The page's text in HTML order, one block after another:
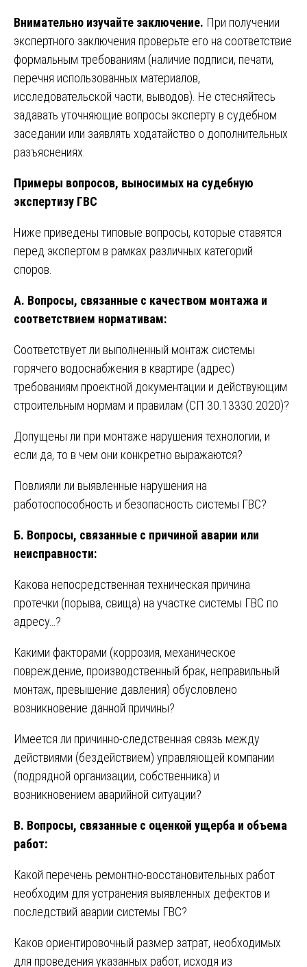
Внимательно изучайте заключение. При получении
экспертного заключения проверьте его на соответствие
формальным требованиям (наличие подписи, печати,
перечня использованных материалов,
исследовательской части, выводов). Не стесняйтесь
задавать уточняющие вопросы эксперту в судебном
заседании или заявлять ходатайство о дополнительных
разъяснениях.
Примеры вопросов, выносимых на судебную
экспертизу ГВС
Ниже приведены типовые вопросы, которые ставятся
перед экспертом в рамках различных категорий
споров.
А. Вопросы, связанные с качеством монтажа и
соответствием нормативам:
Соответствует ли выполненный монтаж системы
горячего водоснабжения в квартире (адрес)
требованиям проектной документации и действующим
строительным нормам и правилам (СП 30.13330.2020)?
Допущены ли при монтаже нарушения технологии, и
если да, то в чем они конкретно выражаются?
Повлияли ли выявленные нарушения на
работоспособность и безопасность системы ГВС?
Б. Вопросы, связанные с причиной аварии или
неисправности:
Какова непосредственная техническая причина
протечки (порыва, свища) на участке системы ГВС по
адресу…?
Какими факторами (коррозия, механическое
повреждение, производственный брак, неправильный
монтаж, превышение давления) обусловлено
возникновение данной причины?
Имеется ли причинно-следственная связь между
действиями (бездействием) управляющей компании
(подрядной организации, собственника) и
возникновением аварийной ситуации?
В. Вопросы, связанные с оценкой ущерба и объема
работ:
Какой перечень ремонтно-восстановительных работ
необходим для устранения выявленных дефектов и
последствий аварии системы ГВС?
Каков ориентировочный размер затрат, необходимых
для проведения указанных работ, исходя из